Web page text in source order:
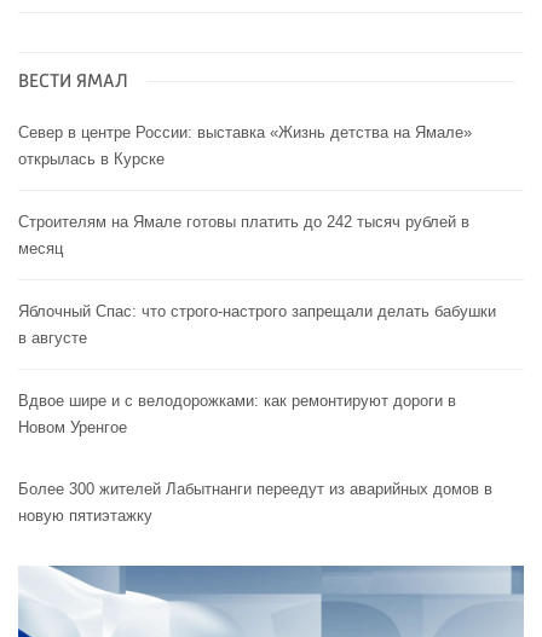
ВЕСТИ ЯМАЛ
Север в центре России: выставка «Жизнь детства на Ямале»
открылась в Курске
Строителям на Ямале готовы платить до 242 тысяч рублей в
месяц
Яблочный Спас: что строго-настрого запрещали делать бабушки
в августе
Вдвое шире и с велодорожками: как ремонтируют дороги в
Новом Уренгое
Более 300 жителей Лабытнанги переедут из аварийных домов в
новую пятиэтажку